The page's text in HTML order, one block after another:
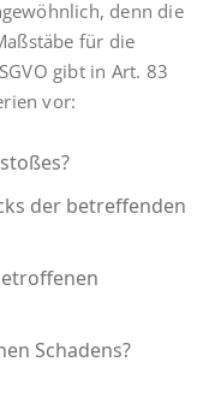
denn die
für die
gibt in Art. 83
vor:
der betreffenden
Schadens?